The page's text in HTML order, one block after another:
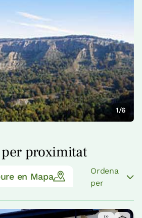
1/6
proximitat
en Mapa
Ordena
per